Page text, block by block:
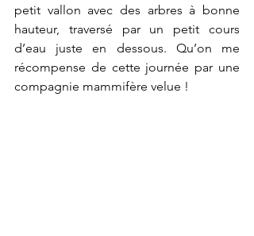
petit vallon avec des arbres à bonne
hauteur, traversé par un petit cours
d’eau juste en dessous. Qu’on me
récompense de cette journée par une
compagnie mammifère velue !